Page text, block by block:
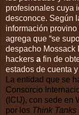
profesionales cuya
desconoce. Según
información
agrega que “se
despacho Mossack
hackers a fin de
estados de cuenta
La entidad que se
Consorcio
(ICIJ), con sede en
por los Think Tanks